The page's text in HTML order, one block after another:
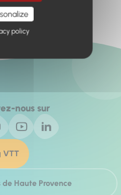
nous sur
VTT
Haute Provence
policy